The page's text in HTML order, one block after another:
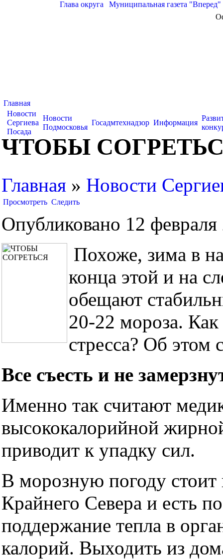
Глава округа Муниципальная газета "Вперед"
Главная
Новости
Сергиева
Посада
Новости
Подмосковья
Госадмтехнадзор Информация
ЧТОБЫ
Главная » Новости
Просмотреть Следить
Опубликовано 12 февраля
Похоже, зима в
конца этой и на
обещают
20-22 мороза. Как
стресса? Об этом
Все съесть и не
Именно так считают
высококалорийной
приводит к упадку сил.
В морозную погоду стоит
Крайнего Севера и есть
поддержание тепла в
калорий. Выходить из